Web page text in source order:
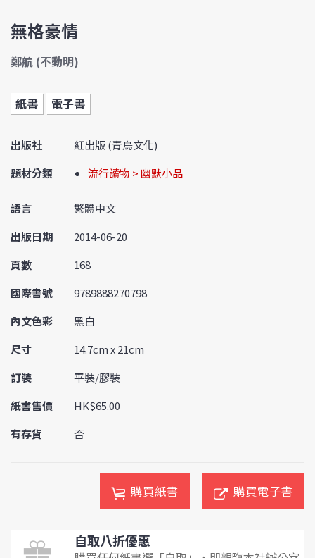
無格豪情
鄭航 (不動明)
紙書 電子書
出版社
紅出版 (青鳥文化)
題材分類
流行讀物 > 幽默小品
語言
繁體中文
出版日期
2014-06-20
頁數
168
國際書號
9789888270798
內文色彩
黑白
尺寸
14.7cm x 21cm
訂裝
平裝/膠裝
紙書售價
HK$65.00
有存貨
否
購買紙書 購買電子書
自取八折優惠